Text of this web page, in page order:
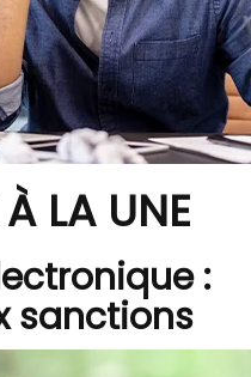
LA UNE
:
sanctions